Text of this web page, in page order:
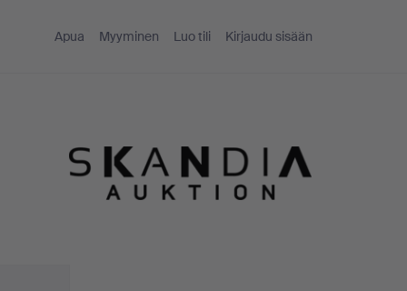
Apua Myyminen Luo tili Kirjaudu sisään